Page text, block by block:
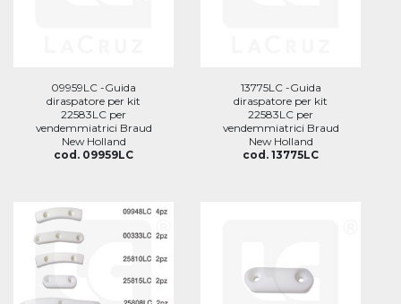
09959LC -Guida
diraspatore per kit
22583LC per
vendemmiatrici Braud
New Holland
cod. 09959LC
13775LC -Guida
diraspatore per kit
22583LC per
vendemmiatrici Braud
New Holland
cod. 13775LC